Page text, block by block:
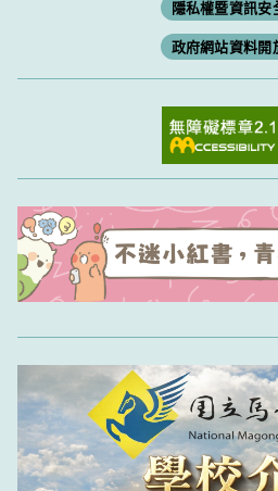
隱私權暨資訊安
政府網站資料開